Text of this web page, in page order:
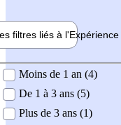
filtres liés à l'Expérience
demandée
Moins de 1 an (4)
De 1 à 3 ans (5)
Plus de 3 ans (1)